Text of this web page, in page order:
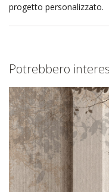
progetto personalizzato.
Potrebbero